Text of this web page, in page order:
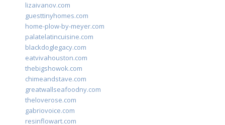
lizaivanov.com
guesttinyhomes.com
home-plow-by-meyer.com
palatelatincuisine.com
blackdoglegacy.com
eatvivahouston.com
thebigshowok.com
chimeandstave.com
greatwallseafoodny.com
theloverose.com
gabriovoice.com
resinflowart.com